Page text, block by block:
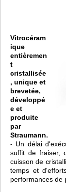
Vitrocéram
ique
entièremen
t
cristallisée
, unique et
brevetée,
développé
e et
produite
par
Straumann.
- Un délai
suffit de fraiser,
cuisson de
temps et
performances de